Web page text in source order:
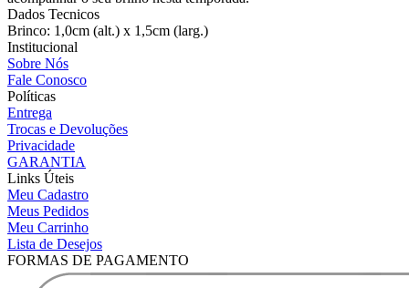
Dados Tecnicos
Brinco: 1,0cm (alt.) x 1,5cm (larg.)
Institucional
Sobre Nós
Fale Conosco
Políticas
Entrega
Trocas e Devoluções
Privacidade
GARANTIA
Links Úteis
Meu Cadastro
Meus Pedidos
Meu Carrinho
Lista de Desejos
FORMAS DE PAGAMENTO